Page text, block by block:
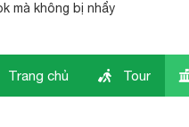
mà không bị nhẩy
Trang chủ Tour